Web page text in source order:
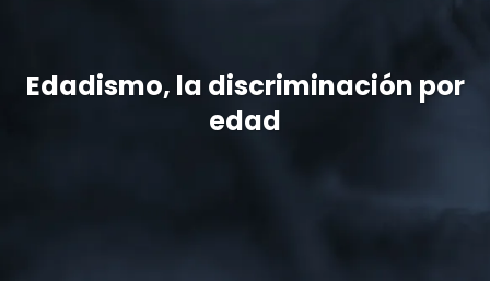
Edadismo, la discriminación por
edad